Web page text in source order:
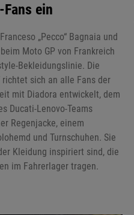
ein
„Pecco“ Bagnaia und
Moto GP von Frankreich
Bekleidungslinie. Die
richtet sich an alle Fans der
mit Diadora entwickelt, dem
Ducati-Lenovo-Teams
Regenjacke, einem
und Turnschuhen. Sie
Kleidung inspiriert sind, die
im Fahrerlager tragen.